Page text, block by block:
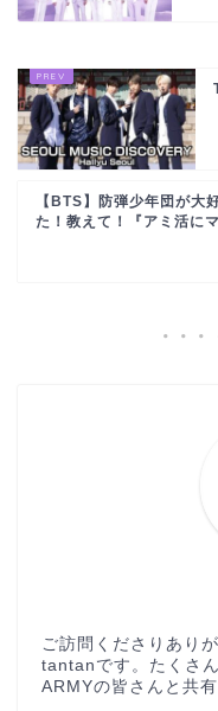
【BTS】防弾少年団が大
た！教えて！『アミ活に
ご訪問くださりあり
tantanです。たくさ
ARMYの皆さんと共